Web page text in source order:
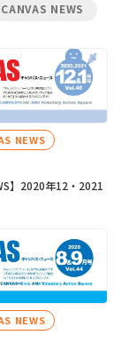
NEWS
NEWS
】2020年12・2021
NEWS